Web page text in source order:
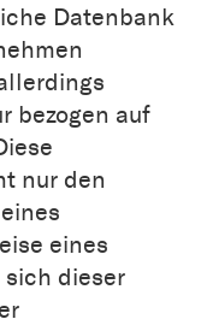
Datenbank
bezogen auf
nur den
eines
sich dieser